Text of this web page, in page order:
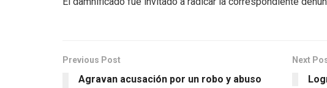
Previous Post
Agravan acusación por un robo y abuso
Next